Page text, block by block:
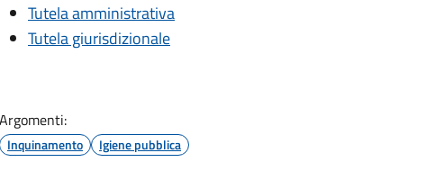
Tutela amministrativa
Tutela giurisdizionale
Argomenti:
Inquinamento Igiene pubblica